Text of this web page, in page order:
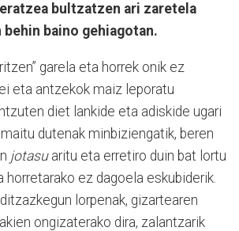
bultzatzen ari zaretela
baino gehiagotan.
garela eta horrek onik ez
eta antzekok maiz leporatu
diet lankide eta adiskide ugari
dutenak minbiziengatik, beren
jotasuaritu eta erretiro duin bat lortu
horretarako ez dagoela eskubiderik.
lorpenak, gizartearen
ongizaterako dira, zalantzarik